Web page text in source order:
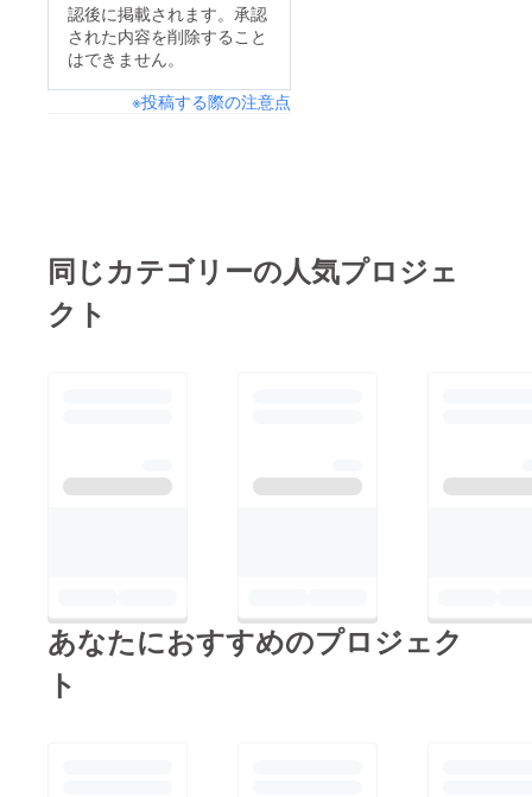
認後に掲載されます。承認
された内容を削除すること
はできません。
※投稿する際の注意点
同じカテゴリーの人気プロジェ
クト
あなたにおすすめのプロジェク
ト